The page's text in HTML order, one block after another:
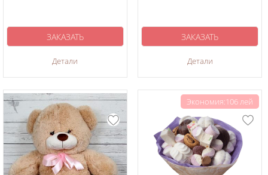
Детали
ЗАКАЗАТЬ
Детали
ЗАКАЗАТЬ
Экономия:106 лей